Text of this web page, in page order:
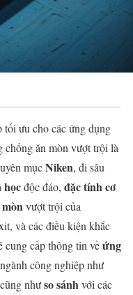
tối ưu cho các ứng dụng
chống ăn mòn vượt trội là
mụcNiken, đi sâu
họcđộc đáo, đặc tính cơ
vượt trội của
và các điều kiện khắc
cung cấp thông tin vềứng
công nghiệp như
nhưso sánhvới các